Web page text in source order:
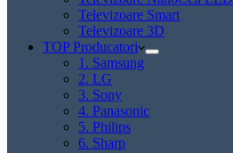
Televizoare Smart
Televizoare 3D
TOP Producatori
1. Samsung
2. LG
3. Sony
4. Panasonic
5. Philips
6. Sharp